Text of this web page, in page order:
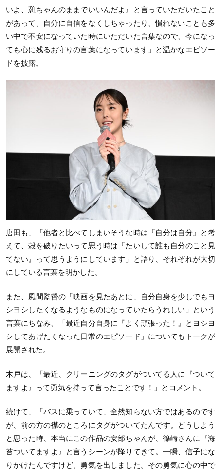
いよ、憩ちゃんのままでいいんだよ』と言っていただいたこと
があって。自分に自信をなくしちゃったり、慣れないことも多
い中で不安になっていた時にいただいた言葉なので、今になっ
ても心に残るお守りの言葉になっています」と温かなエピソー
ドを披露。
唐田も、「他者と比べてしまいそうな時は『自分は自分』と考
えて、殻を破りたいって思う時は『たいして誰も自分のこと見
てない』って思うようにしています」と語り、それぞれが大切
にしている言葉を明かした。
また、風間監督の「映画を見たあとに、自分自身を少しでもヨ
シヨシしたくなるようなものになっていたらうれしい」という
言葉にちなみ、「最近自分自身に『よく頑張った！』とヨシヨ
シしてあげたくなった日常のエピソード」についてもトークが
展開された。
木戸は、「最近、クリーニングのタグがついてる人に『ついて
ますよ』って勇気を持って言ったことです！」とコメント。
続けて、「バスに乗っていて、全然知らない方ではあるのです
が、前の方の襟のところにタグがついてたんです。どうしよう
と思った時、本当にこの作品の安部ちゃんが、篠崎さんに『海
苔ついてますよ』と言うシーンが降りてきて。一瞬、信子にな
りかけたんですけど、勇気を出しました。その勇気に心の中で